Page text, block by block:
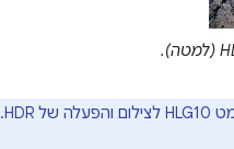
החל מ-Android 13, מכשירי מצלמה עם פלט מצלמה של 10 ביט חייבת לתמוך בפורמט HLG10 לצילום והפעלה של HDR.